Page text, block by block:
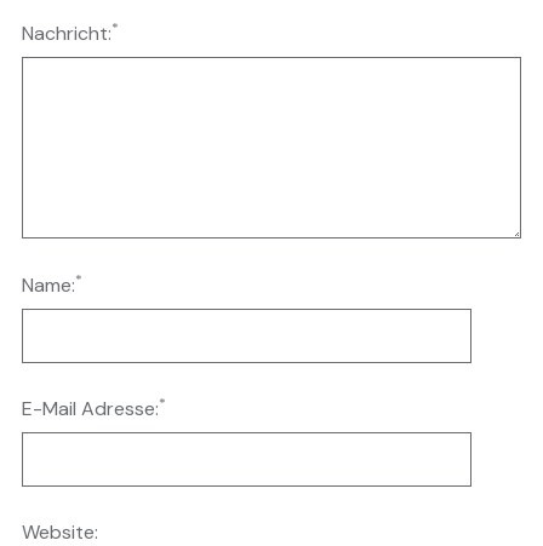
Nachricht:*
Name:*
E-Mail Adresse:*
Website: